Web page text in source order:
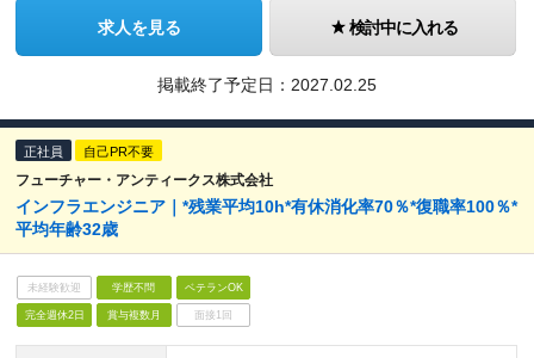
求人を見る 検討中に入れる
掲載終了予定日： 2027.02.25
正社員 自己PR不要
フューチャー・アンティークス株式会社
インフラエンジニア｜*残業平均10h*有休消化率70％*復職率100％*
平均年齢32歳
未経験歓迎 学歴不問 ベテランOK
完全週休2日 賞与複数月 面接1回